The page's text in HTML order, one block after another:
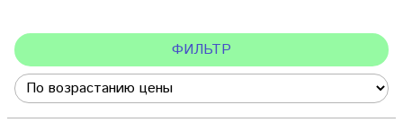
ФИЛЬТР